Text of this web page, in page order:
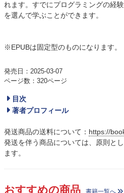
れます。すでにプログラミングの経
を選んで学ぶことができます。
※EPUBは固定型のものになります。
発売日：2025-03-07
ページ数：320ページ
目次
著者プロフィール
発送商品の送料について： https://
発送を伴う商品については、原則と
ます。
おすすめの商品 書籍一覧へ